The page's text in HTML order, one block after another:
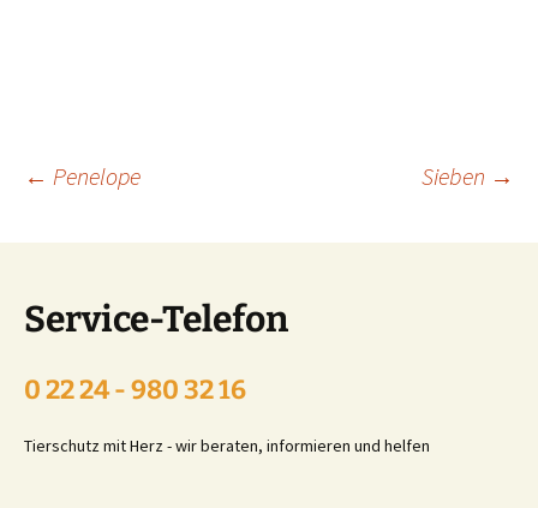
Beitragsnavigation
← Penelope Sieben →
Service-Telefon
0 22 24 - 980 32 16
Tierschutz mit Herz - wir beraten, informieren und helfen